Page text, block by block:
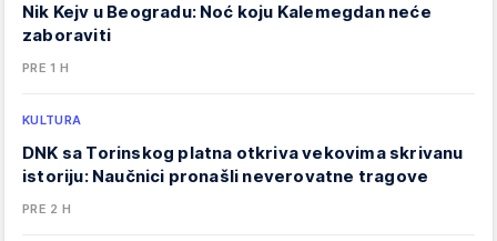
Nik Kejv u Beogradu: Noć koju Kalemegdan neće
zaboraviti
PRE 1 H
KULTURA
DNK sa Torinskog platna otkriva vekovima skrivanu
istoriju: Naučnici pronašli neverovatne tragove
PRE 2 H